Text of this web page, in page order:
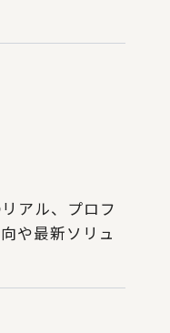
アル、プロフ
や最新ソリュ